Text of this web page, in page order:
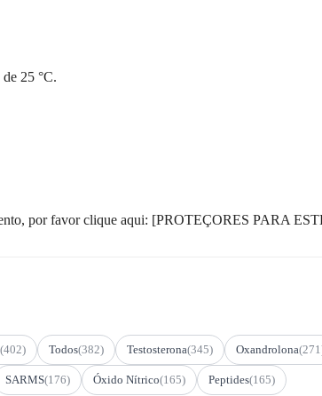
25 °C.
por favor clique aqui: [PROTEÇORES PARA
(402) Todos(382) Testosterona(345) Oxandrolona
SARMS(176) Óxido Nítrico(165) Peptides(165)